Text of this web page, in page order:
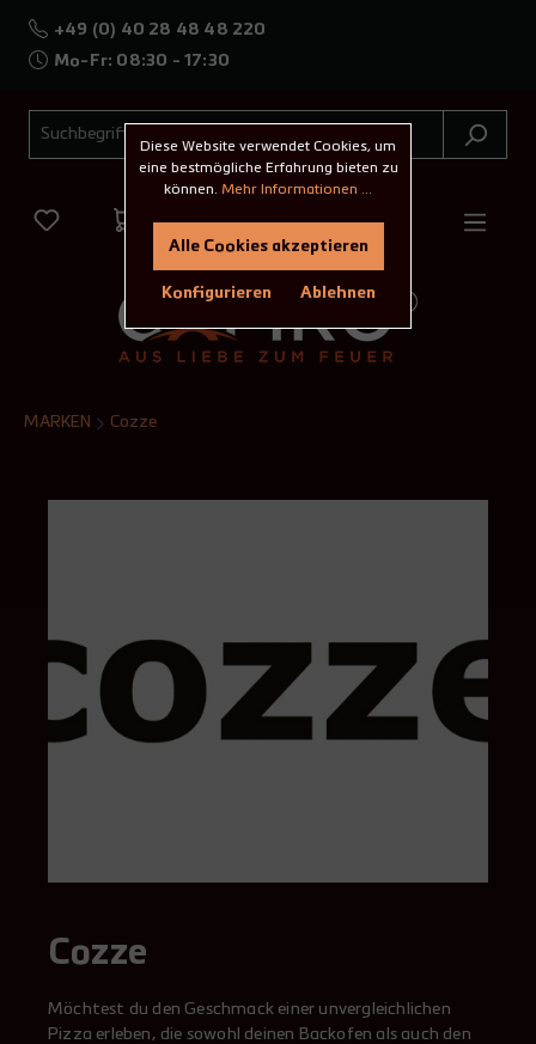
+49 (0) 40 28 48 48 220
Mo-Fr: 08:30 - 17:30
MARKEN Cozze
Cozze
Möchtest du den Geschmack einer unvergleichlichen
Pizza erleben, die sowohl deinen Backofen als auch den
Diese Website verwendet Cookies, um
eine bestmögliche Erfahrung bieten zu
können. Mehr Informationen ...
Ablehnen
Konfigurieren
Alle Cookies akzeptieren